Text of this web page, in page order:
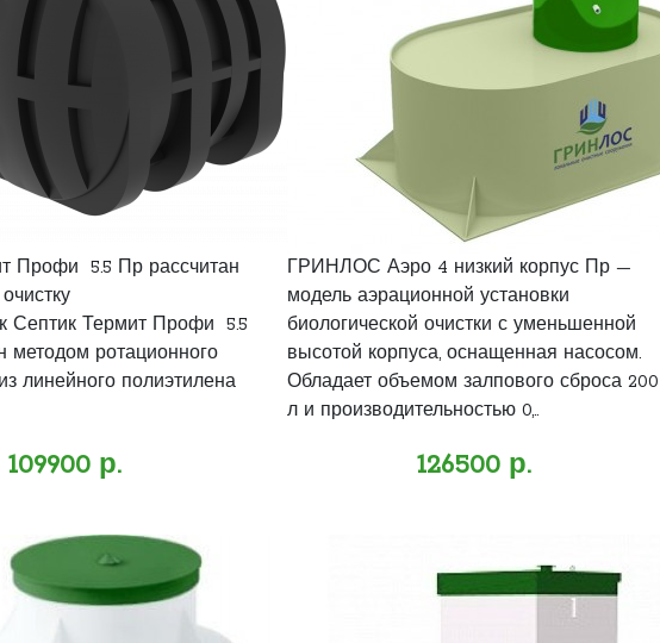
Профи 5.5 Пр рассчитан
Септик Термит Профи 5.5
методом ротационного
линейного полиэтилена
109900 р.
ГРИНЛОС Аэро 4 низкий корпус Пр —
модель аэрационной установки
биологической очистки с уменьшенной
высотой корпуса, оснащенная насосом.
Обладает объемом залпового сброса 200
л и производительностью 0,..
126500 р.